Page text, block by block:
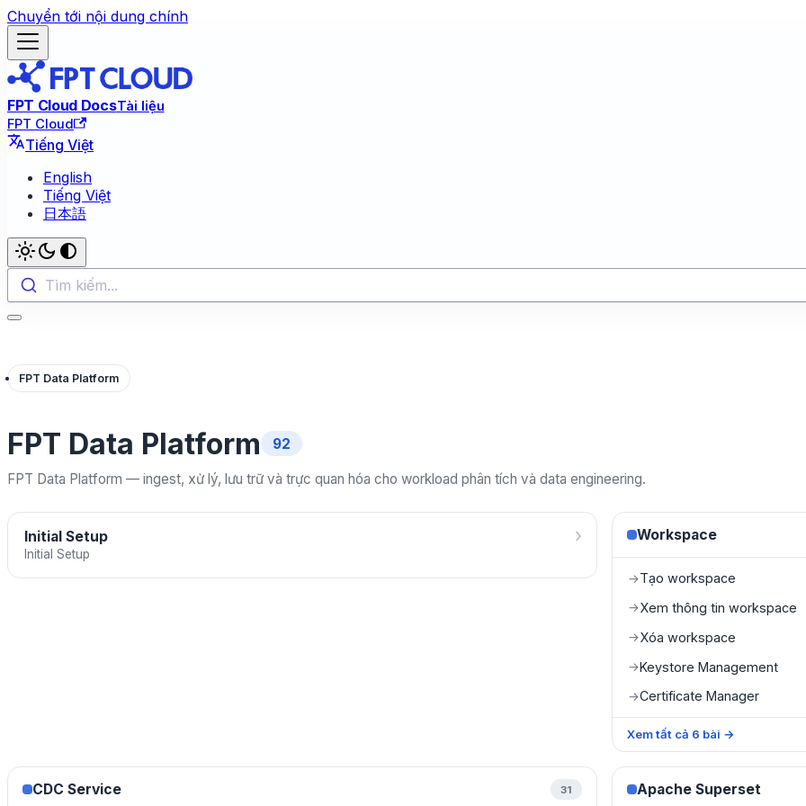
Chuyển tới nội dung chính
FPT Cloud DocsTài liệu
FPT Cloud
Tiếng Việt
English
Tiếng Việt
日本語
Tìm kiếm...
FPT Data Platform
FPT Data Platform 92
FPT Data Platform — ingest, xử lý, lưu trữ và trực quan hóa cho workload phân tích và data engineering.
Initial Setup
Initial Setup
› Workspace
→Tạo workspace
→Xem thông tin workspace
→Xóa workspace
→Keystore Management
→Certificate Manager
Xem tất cả 6 bài →
CDC Service 31 Apache Superset